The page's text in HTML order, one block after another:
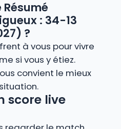
: 34-13
?
à vous pour vivre
si vous y étiez.
convient le mieux
score live